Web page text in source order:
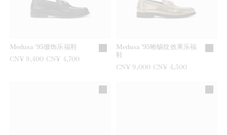
Medusa '95缀饰乐福鞋
之前是
CN¥ 9,400 现在是
CN¥ 4,700
Medusa '95蜥蜴纹效果乐福
鞋
之前是
CN¥ 9,000 现在是
CN¥ 4,500